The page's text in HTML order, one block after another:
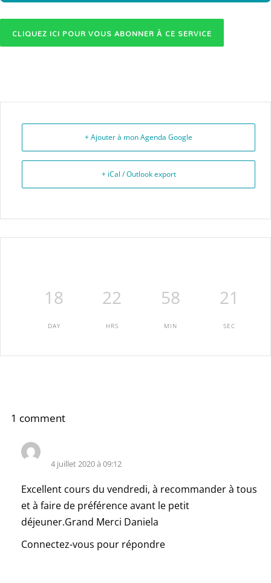
+ Ajouter à mon Agenda Google
+ iCal / Outlook export
18
DAY
22
HRS
58
MIN
21
SEC
1 comment
4 juillet 2020 à 09:12
Excellent cours du vendredi, à recommander à tous
et à faire de préférence avant le petit
déjeuner.Grand Merci Daniela
Connectez-vous pour répondre